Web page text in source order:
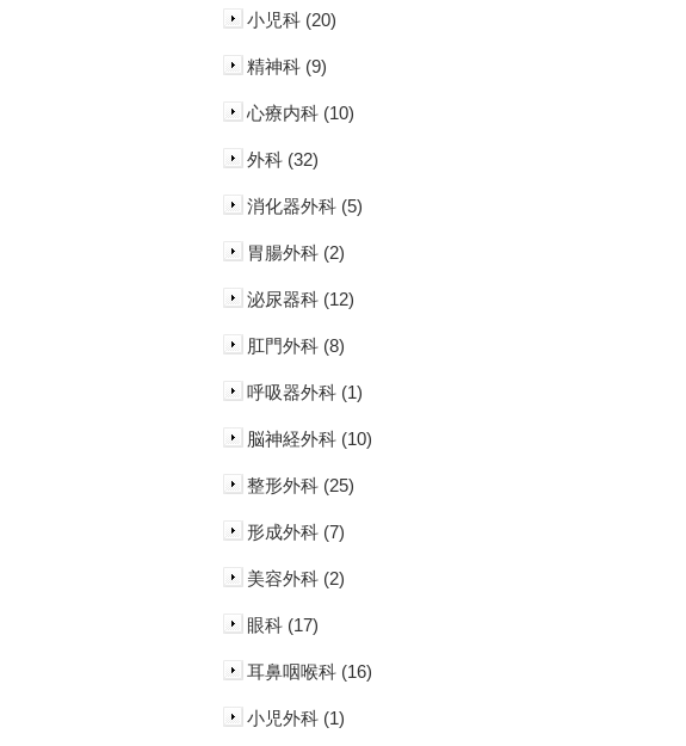
小児科 (20)
精神科 (9)
心療内科 (10)
外科 (32)
消化器外科 (5)
胃腸外科 (2)
泌尿器科 (12)
肛門外科 (8)
呼吸器外科 (1)
脳神経外科 (10)
整形外科 (25)
形成外科 (7)
美容外科 (2)
眼科 (17)
耳鼻咽喉科 (16)
小児外科 (1)